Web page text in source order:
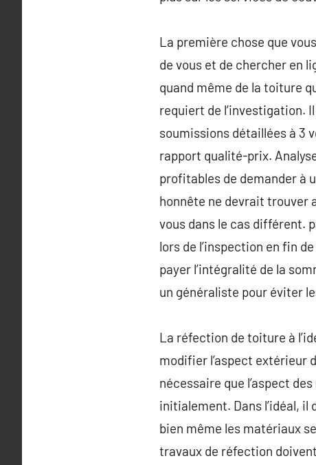
La première chose que
de vous et de chercher en
quand même de la toiture
requiert de l’investigation.
soumissions détaillées à 3
rapport qualité-prix.
profitables de demander à
honnête ne devrait trouver
vous dans le cas différent.
lors de l’inspection en fin
payer l’intégralité de la
un généraliste pour éviter
La réfection de toiture à
modifier l’aspect extérieur
nécessaire que l’aspect
initialement. Dans l’idéal, il
bien même les matériaux
travaux de réfection